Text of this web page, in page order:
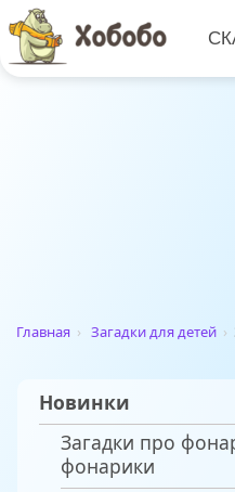
Главная › Загадки для детей ›
Новинки
Загадки про
фонарики